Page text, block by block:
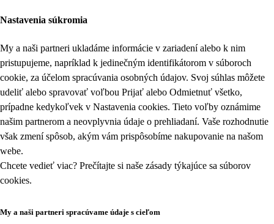
Nastavenia súkromia
My a naši partneri ukladáme informácie v zariadení alebo k nim
pristupujeme, napríklad k jedinečným identifikátorom v súboroch
cookie, za účelom spracúvania osobných údajov. Svoj súhlas môžete
udeliť alebo spravovať voľbou Prijať alebo Odmietnuť všetko,
prípadne kedykoľvek v Nastavenia cookies. Tieto voľby oznámime
našim partnerom a neovplyvnia údaje o prehliadaní. Vaše rozhodnutie
však zmení spôsob, akým vám prispôsobíme nakupovanie na našom
webe.
Chcete vedieť viac? Prečítajte si naše zásady týkajúce sa súborov
cookies.
My a naši partneri spracúvame údaje s cieľom